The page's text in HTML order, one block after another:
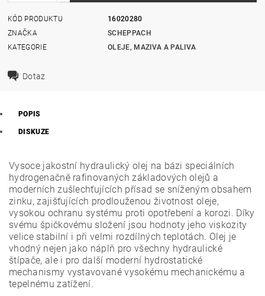
KÓD PRODUKTU
16020280
ZNAČKA
SCHEPPACH
KATEGORIE
OLEJE, MAZIVA A PALIVA
Dotaz
POPIS
DISKUZE
Vysoce jakostní hydraulický olej na bázi speciálních
hydrogenačně rafinovaných základových olejů a
moderních zušlechťujících přísad se sníženým obsahem
zinku, zajišťujících prodlouženou životnost oleje,
vysokou ochranu systému proti opotřebení a korozi. Díky
svému špičkovému složení jsou hodnoty jeho viskozity
velice stabilní i při velmi rozdílných teplotách. Olej je
vhodný nejen jako náplň pro všechny hydraulické
štípače, ale i pro další moderní hydrostatické
mechanismy vystavované vysokému mechanickému a
tepelnému zatížení.